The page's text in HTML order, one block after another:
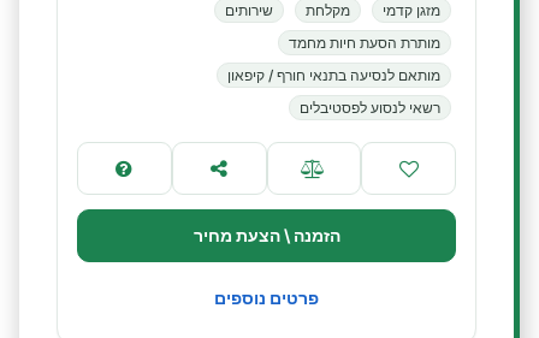
מזגן קדמי מקלחת
שירותים
מותרת הסעת חיות מחמד
מותאם לנסיעה בתנאי חורף / קיפאון
רשאי לנסוע לפסטיבלים
הזמנה \ הצעת מחיר
פרטים נוספים